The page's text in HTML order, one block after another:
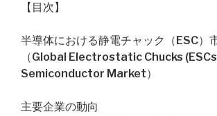
【目次】
半導体における静電チャック（ESC）
（Global Electrostatic Chucks
Semiconductor Market）
主要企業の動向